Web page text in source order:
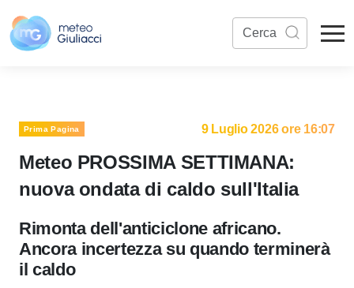
Prima Pagina 9 Luglio 2026 ore 16:07
Meteo PROSSIMA SETTIMANA:
nuova ondata di caldo sull'Italia
Rimonta dell'anticiclone africano.
Ancora incertezza su quando terminerà
il caldo